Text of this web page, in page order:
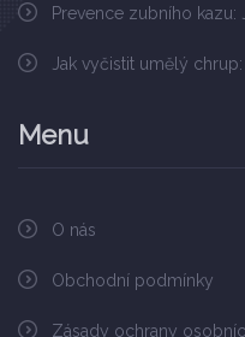
Prevence zubního kazu:
Jak vyčistit umělý
Menu
O nás
Obchodní podmínky
Zásady ochrany